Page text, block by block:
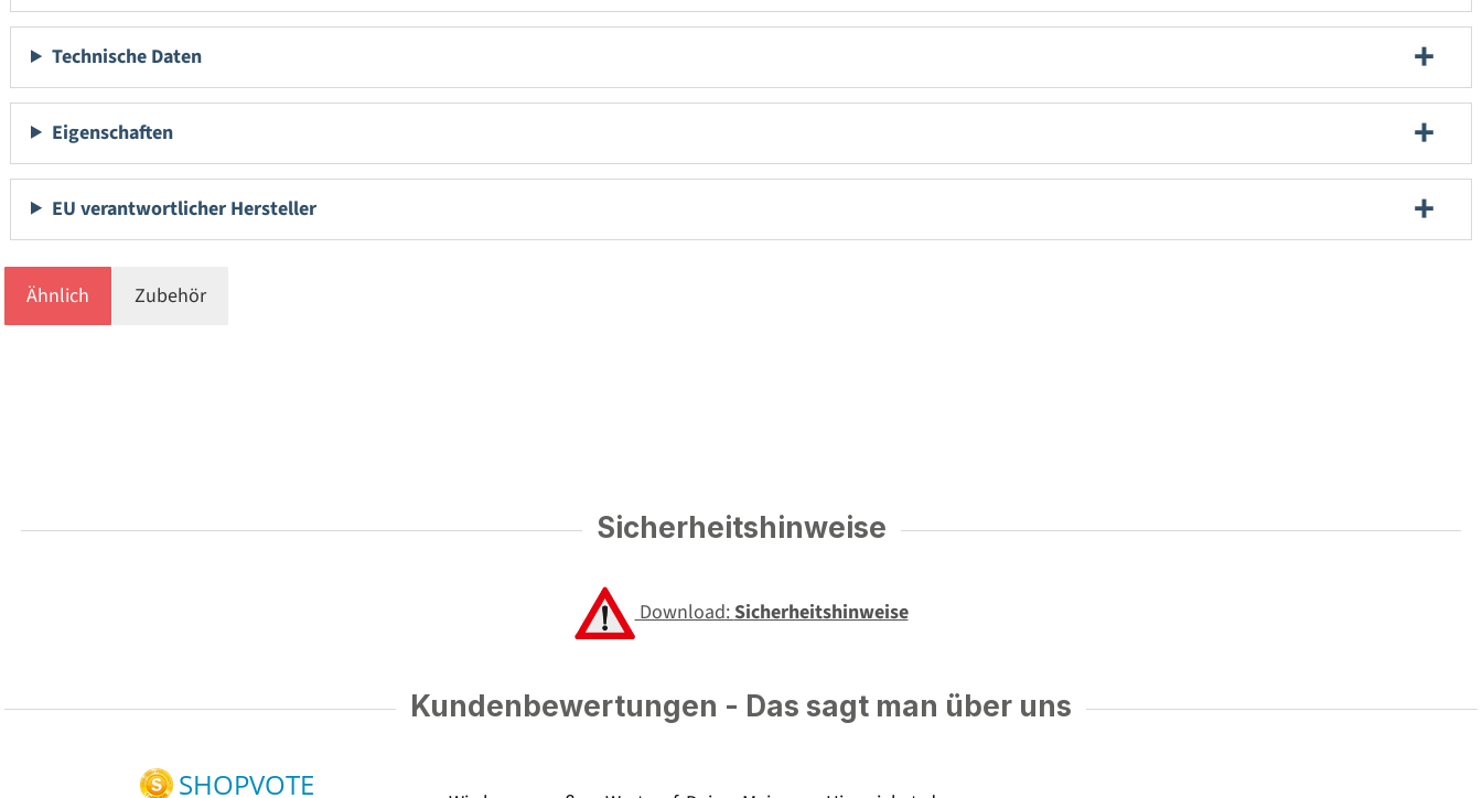
Technische Daten
Eigenschaften
EU verantwortlicher Hersteller
Ähnlich Zubehör
Sicherheitshinweise
Download:Sicherheitshinweise
Kundenbewertungen - Das sagt man über uns